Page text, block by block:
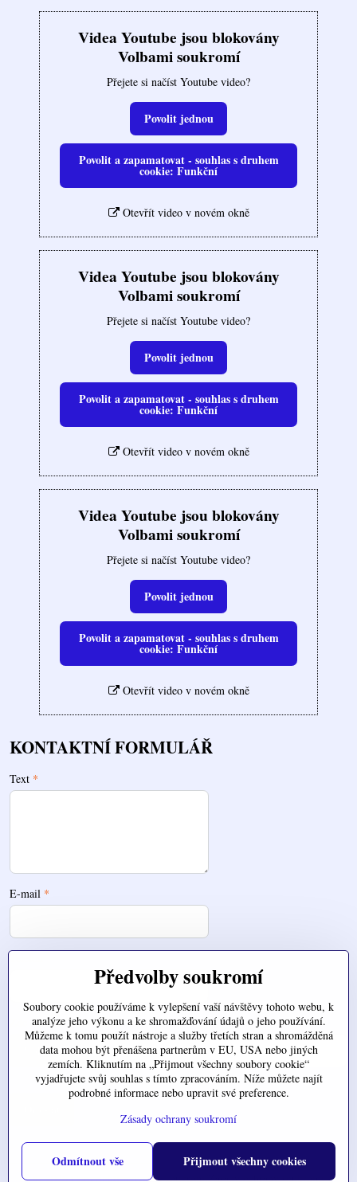
Videa Youtube jsou blokovány
Volbami soukromí
Přejete si načíst Youtube video?
Povolit jednou
Povolit a zapamatovat - souhlas s druhem
cookie: Funkční
Otevřít video v novém okně
Videa Youtube jsou blokovány
Volbami soukromí
Přejete si načíst Youtube video?
Povolit jednou
Povolit a zapamatovat - souhlas s druhem
cookie: Funkční
Otevřít video v novém okně
Videa Youtube jsou blokovány
Volbami soukromí
Přejete si načíst Youtube video?
Povolit jednou
Povolit a zapamatovat - souhlas s druhem
cookie: Funkční
Otevřít video v novém okně
KONTAKTNÍ FORMULÁŘ
Text *
E-mail *
Zde nahrajte váš soubor
©2026CopyrightPředvolby soukromíZásady ochrany soukromí
Předvolby soukromí
Soubory cookie používáme k vylepšení vaší návštěvy tohoto webu, k
analýze jeho výkonu a ke shromažďování údajů o jeho používání.
Můžeme k tomu použít nástroje a služby třetích stran a shromážděná
data mohou být přenášena partnerům v EU, USA nebo jiných
zemích. Kliknutím na „Přijmout všechny soubory cookie“
vyjadřujete svůj souhlas s tímto zpracováním. Níže můžete najít
podrobné informace nebo upravit své preference.
Zásady ochrany soukromí
Přijmout všechny cookies
Odmítnout vše